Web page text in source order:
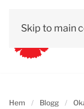
Skip to main
Hem Blogg